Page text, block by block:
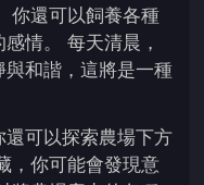
你還可以飼養各種
情。 每天清晨，
和諧，這將是一種
還可以探索農場下方
，你可能會發現意